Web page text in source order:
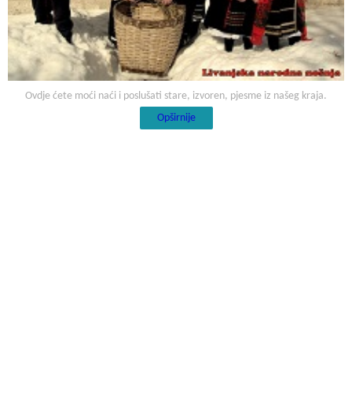
Ovdje ćete moći naći i poslušati stare, izvoren, pjesme iz našeg kraja.
Opširnije